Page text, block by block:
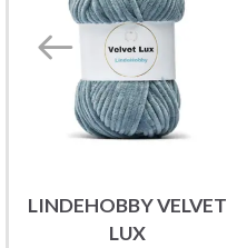
LINDEHOBBY VELVET
LUX